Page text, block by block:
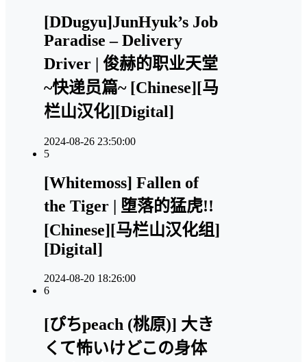
[DDugyu]JunHyuk’s Job
Paradise – Delivery
Driver | 俊赫的职业天堂
~快递员篇~ [Chinese][马
栏山汉化][Digital]
2024-08-26 23:50:00
5
[Whitemoss] Fallen of
the Tiger | 堕落的猛虎!!
[Chinese][马栏山汉化组]
[Digital]
2024-08-20 18:26:00
6
[ぴちpeach (桃原)] 大き
くて怖いけどこの身体